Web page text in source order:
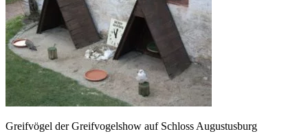
Greifvögel der Greifvogelshow auf Schloss Augustusburg